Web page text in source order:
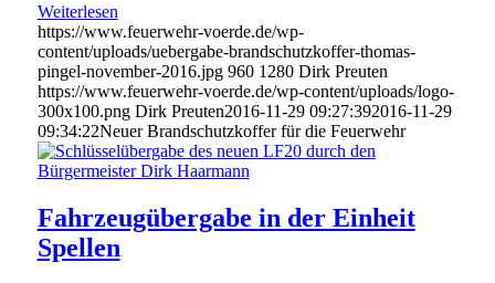
Weiterlesen
https://www.feuerwehr-voerde.de/wp-
content/uploads/uebergabe-brandschutzkoffer-thomas-
pingel-november-2016.jpg 960 1280 Dirk Preuten
https://www.feuerwehr-voerde.de/wp-content/uploads/logo-
300x100.png Dirk Preuten2016-11-29 09:27:392016-11-29
09:34:22Neuer Brandschutzkoffer für die Feuerwehr
Fahrzeugübergabe in der Einheit
Spellen